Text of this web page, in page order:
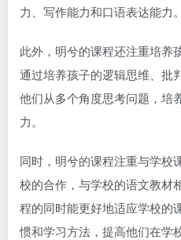
力、写作能力和口语表达能力。
此外，明兮的课程还注重培养
通过培养孩子的逻辑思维、批
他们从多个角度思考问题，培
力。
同时，明兮的课程注重与学校
校的合作，与学校的语文教材
程的同时能更好地适应学校的
惯和学习方法，提高他们在学